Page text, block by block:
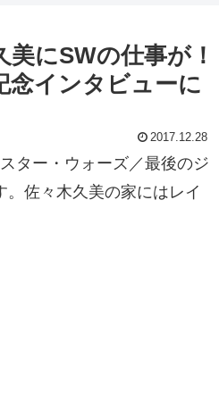
にSWの仕事が！
念インタビューに
2017.12.28
ター・ウォーズ／最後のジ
佐々木久美の家にはレイ